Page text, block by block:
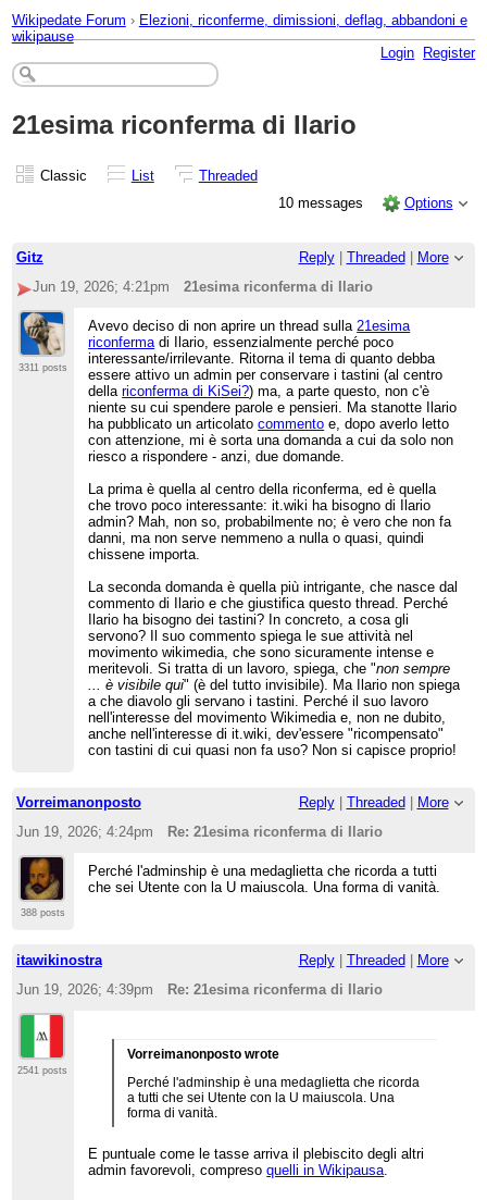
Wikipedate Forum › Elezioni, riconferme, dimissioni, deflag, abbandoni e
wikipause
Login
Register
21esima riconferma di Ilario
Classic List
Threaded
10 messages
Options
Gitz Reply| Threaded
More
Jun 19, 2026; 4:21pm
21esima riconferma di Ilario
3311 posts
Avevo deciso di non aprire un thread sulla21esima
riconfermadi Ilario, essenzialmente perché poco
interessante/irrilevante. Ritorna il tema di quanto debba
essere attivo un admin per conservare i tastini (al centro
dellariconferma di KiSei?) ma, a parte questo, non c'è
niente su cui spendere parole e pensieri. Ma stanotte Ilario
ha pubblicato un articolatocommento e, dopo averlo letto
con attenzione, mi è sorta una domanda a cui da solo non
riesco a rispondere - anzi, due domande.
La prima è quella al centro della riconferma, ed è quella
che trovo poco interessante: it.wiki ha bisogno di Ilario
admin? Mah, non so, probabilmente no; è vero che non fa
danni, ma non serve nemmeno a nulla o quasi, quindi
chissene importa.
La seconda domanda è quella più intrigante, che nasce dal
commento di Ilario e che giustifica questo thread. Perché
Ilario ha bisogno dei tastini? In concreto, a cosa gli
servono? Il suo commento spiega le sue attività nel
movimento wikimedia, che sono sicuramente intense e
meritevoli. Si tratta di un lavoro, spiega, che "non sempre
... è visibile qui" (è del tutto invisibile). Ma Ilario non spiega
a che diavolo gli servano i tastini. Perché il suo lavoro
nell'interesse del movimento Wikimedia e, non ne dubito,
anche nell'interesse di it.wiki, dev'essere "ricompensato"
con tastini di cui quasi non fa uso? Non si capisce proprio!
Vorreimanonposto Reply| Threaded
More
Jun 19, 2026; 4:24pm
Re: 21esima riconferma di Ilario
388 posts
Perché l'adminship è una medaglietta che ricorda a tutti
che sei Utente con la U maiuscola. Una forma di vanità.
itawikinostra Reply| Threaded
More
Jun 19, 2026; 4:39pm
Re: 21esima riconferma di Ilario
2541 posts
Vorreimanonposto wrote
Perché l'adminship è una medaglietta che ricorda
a tutti che sei Utente con la U maiuscola. Una
forma di vanità.
E puntuale come le tasse arriva il plebiscito degli altri
admin favorevoli, compresoquelli in Wikipausa